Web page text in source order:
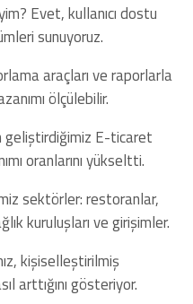
Evet, kullanıcı dostu
sunuyoruz.
araçları ve raporlarla
ölçülebilir.
geliştirdiğimiz E-ticaret
oranlarını yükseltti.
sektörler: restoranlar,
kuruluşları ve girişimler.
kişiselleştirilmiş
arttığını gösteriyor.